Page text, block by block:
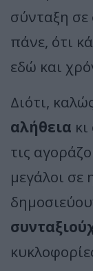
σύνταξη
πάνε, ότι
εδώ και
Διότι,
αλήθεια
τις
μεγάλοι σε